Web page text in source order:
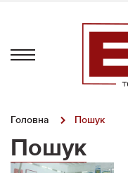
Головна Пошук
Пошук